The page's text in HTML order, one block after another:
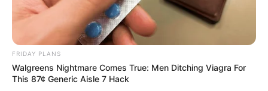
Das Wissen, das die Bauern schon seit Jahrtausenden
bei der Tier- und Pflanzenzucht anwenden, hatte
mussten die Abstammungslehre ja endlich auch mal
FRIDAY PLANS
Walgreens Nightmare Comes True: Men Ditching Viagra For
This 87¢ Generic Aisle 7 Hack